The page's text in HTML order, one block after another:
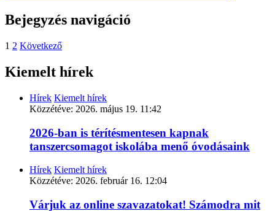
Bejegyzés navigáció
1 2 Következő
Kiemelt hírek
Hírek Kiemelt hírek
Közzétéve: 2026. május 19. 11:42
2026-ban is térítésmentesen kapnak
tanszercsomagot iskolába menő óvodásaink
Hírek Kiemelt hírek
Közzétéve: 2026. február 16. 12:04
Várjuk az online szavazatokat! Számodra mit